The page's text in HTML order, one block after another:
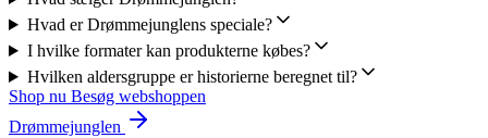
Hvad er Drømmejunglens speciale?
I hvilke formater kan produkterne købes?
Hvilken aldersgruppe er historierne beregnet til?
Shop nu Besøg webshoppen
Drømmejunglen